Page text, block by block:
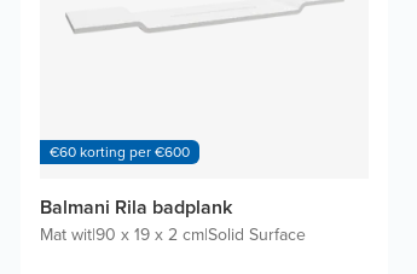
€60 korting per €600
Balmani Rila badplank
Mat wit|90 x 19 x 2 cm|Solid Surface